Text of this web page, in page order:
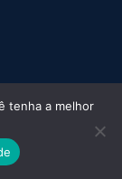
tenha a melhor